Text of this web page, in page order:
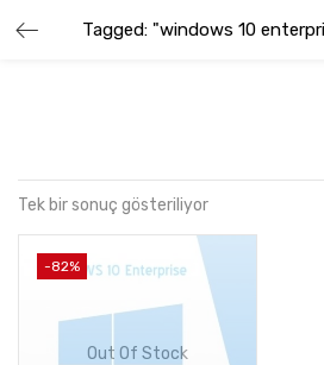
GIRIŞ YAP
Beni hatırla
Tek bir sonuç gösteriliyor
-82%
Out Of Stock